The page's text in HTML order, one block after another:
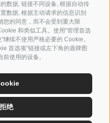
数据, 链接不同设备, 根据自动传
数据, 根据主动请求的信息识别
您的同意，而不会受到重大限
和类似工具。使用“管理首选
继续不使用严格必要的 Cookie。
首选项”链接或左下角的盾牌图
使用的设备。
绝
SU